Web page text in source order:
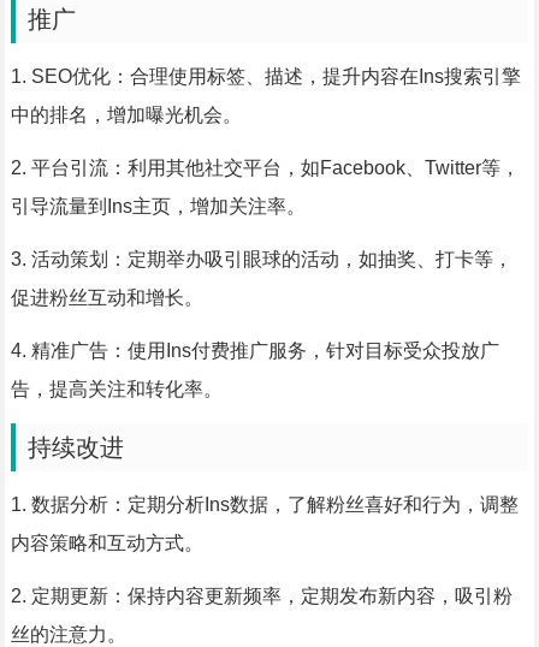
推广
1. SEO优化：合理使用标签、描述，提升内容在Ins搜索引擎
中的排名，增加曝光机会。
2. 平台引流：利用其他社交平台，如Facebook、Twitter等，
引导流量到Ins主页，增加关注率。
3. 活动策划：定期举办吸引眼球的活动，如抽奖、打卡等，
促进粉丝互动和增长。
4. 精准广告：使用Ins付费推广服务，针对目标受众投放广
告，提高关注和转化率。
持续改进
1. 数据分析：定期分析Ins数据，了解粉丝喜好和行为，调整
内容策略和互动方式。
2. 定期更新：保持内容更新频率，定期发布新内容，吸引粉
丝的注意力。